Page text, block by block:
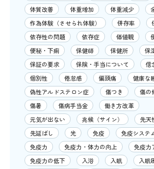
体質改善
体重増加 体重減少
作為体験（させられ体験）
併存率
依存性の問題
依存症 価値観
便秘・下痢
保健師 保健所
保
保証の要求
保険・手当について
信
個別性
倦怠感 偏頭痛
健康な
偽性アルドステロン症
傷つき
傷の
傷暑
傷病手当金
働き方改革
元気が出ない
兆候（サイン）
先天
先延ばし
光 免疫
免疫システ
免疫力
免疫力・体力の向上
免疫力
免疫力の低下
入浴 入眠
入眠